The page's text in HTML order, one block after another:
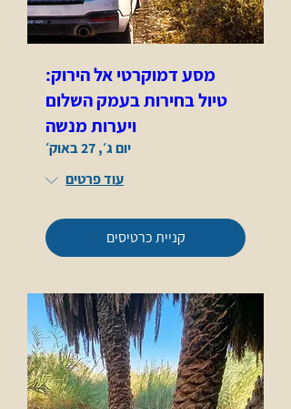
מסע דמוקרטי אל הירוק:
טיול בחירות בעמק השלום
ויערות מנשה
יום ג׳, 27 באוק׳
עוד פרטים
קניית כרטיסים